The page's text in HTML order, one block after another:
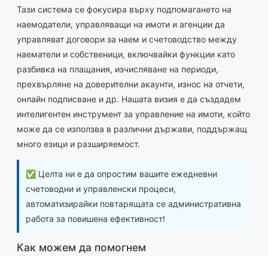
Тази система се фокусира върху подпомагането на
наемодатели, управляващи на имоти и агенции да
управляват договори за наем и счетоводство между
наематели и собственици, включвайки функции като
разбивка на плащания, изчисляване на периоди,
прехвърляне на доверителни акаунти, износ на отчети,
онлайн подписване и др. Нашата визия е да създадем
интелигентен инструмент за управление на имоти, който
може да се използва в различни държави, поддържащ
много езици и разширяемост.
✅ Целта ни е да опростим вашите ежедневни
счетоводни и управленски процеси,
автоматизирайки повтарящата се административна
работа за повишена ефективност!
Как можем да помогнем